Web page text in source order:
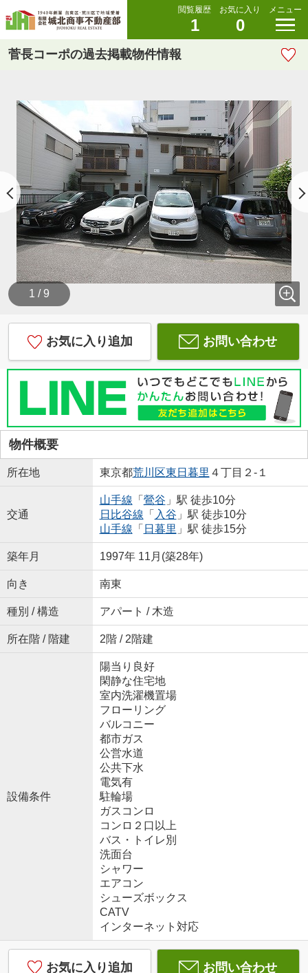
閲覧履歴
1
お気に入り
0
メニュー
菅長コーポの過去掲載物件情報
1 / 9
お気に入り追加 お問い合わせ
物件概要
所在地 東京都荒川区東日暮里 ４丁目２-１
交通
山手線 「 鶯谷 」駅 徒歩10分
日比谷線 「 入谷 」駅 徒歩10分
山手線 「 日暮里 」駅 徒歩15分
築年月 1997年 11月(築28年)
向き 南東
種別 / 構造 アパート / 木造
所在階 / 階建 2階 / 2階建
設備条件
陽当り良好
閑静な住宅地
室内洗濯機置場
フローリング
バルコニー
都市ガス
公営水道
公共下水
電気有
駐輪場
ガスコンロ
コンロ２口以上
バス・トイレ別
洗面台
シャワー
エアコン
シューズボックス
CATV
インターネット対応
お気に入り追加 お問い合わせ